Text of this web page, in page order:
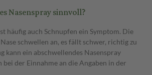
Nasenspray sinnvoll?
häufig auch Schnupfen ein Symptom. Die
schwellen an, es fällt schwer, richtig zu
kann ein abschwellendes Nasenspray
der Einnahme an die Angaben in der